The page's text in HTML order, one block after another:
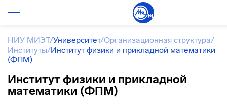
НИУ МИЭТ/Университет/Организационная структура/
Институты/Институт физики и прикладной математики
(ФПМ)
Институт физики и прикладной
математики (ФПМ)